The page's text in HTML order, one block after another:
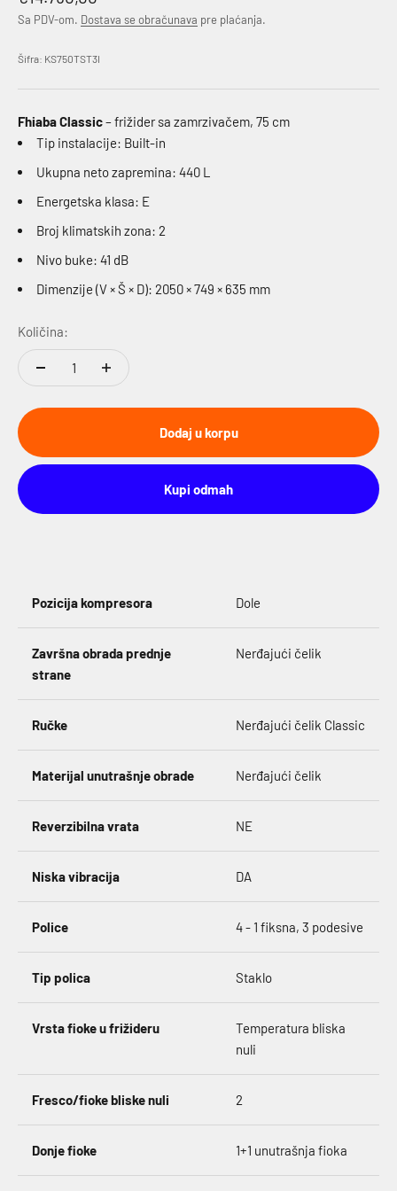
Sa PDV-om. Dostava se obračunava pre plaćanja.
Šifra: KS750TST3I
Fhiaba Classic– frižider sa zamrzivačem, 75 cm
Tip instalacije: Built-in
Ukupna neto zapremina: 440 L
Energetska klasa: E
Broj klimatskih zona: 2
Nivo buke: 41 dB
Dimenzije (V × Š × D): 2050 × 749 × 635 mm
Količina:
Dodaj u korpu
Kupi odmah
Pozicija kompresora Dole
Završna obrada prednje
strane
Nerđajući čelik
Ručke Nerđajući čelik Classic
Materijal unutrašnje obrade Nerđajući čelik
Reverzibilna vrata NE
Niska vibracija DA
Police 4 - 1 fiksna, 3 podesive
Tip polica Staklo
Vrsta fioke u frižideru
Temperatura bliska
nuli
Fresco/fioke bliske nuli 2
Donje fioke 1+1 unutrašnja fioka